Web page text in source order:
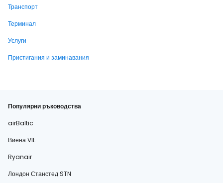
Транспорт
Терминал
Услуги
Пристигания и заминавания
Популярни ръководства
airBaltic
Виена VIE
Ryanair
Лондон Станстед STN